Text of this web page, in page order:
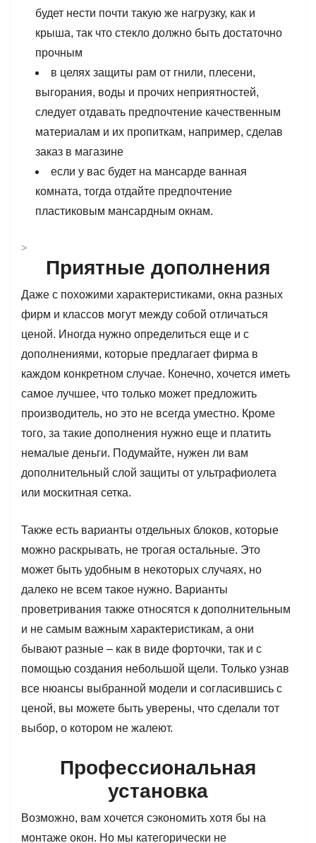
будет нести почти такую же нагрузку, как и
крыша, так что стекло должно быть достаточно
прочным
в целях защиты рам от гнили, плесени,
выгорания, воды и прочих неприятностей,
следует отдавать предпочтение качественным
материалам и их пропиткам, например, сделав
заказ в магазине
если у вас будет на мансарде ванная
комната, тогда отдайте предпочтение
пластиковым мансардным окнам.
>
Приятные дополнения
Даже с похожими характеристиками, окна разных
фирм и классов могут между собой отличаться
ценой. Иногда нужно определиться еще и с
дополнениями, которые предлагает фирма в
каждом конкретном случае. Конечно, хочется иметь
самое лучшее, что только может предложить
производитель, но это не всегда уместно. Кроме
того, за такие дополнения нужно еще и платить
немалые деньги. Подумайте, нужен ли вам
дополнительный слой защиты от ультрафиолета
или москитная сетка.
Также есть варианты отдельных блоков, которые
можно раскрывать, не трогая остальные. Это
может быть удобным в некоторых случаях, но
далеко не всем такое нужно. Варианты
проветривания также относятся к дополнительным
и не самым важным характеристикам, а они
бывают разные – как в виде форточки, так и с
помощью создания небольшой щели. Только узнав
все нюансы выбранной модели и согласившись с
ценой, вы можете быть уверены, что сделали тот
выбор, о котором не жалеют.
Профессиональная
установка
Возможно, вам хочется сэкономить хотя бы на
монтаже окон. Но мы категорически не